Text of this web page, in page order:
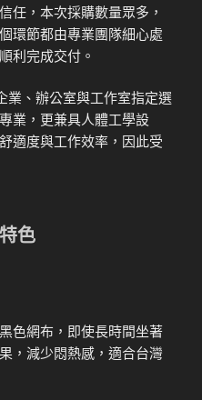
任，本次採購數量眾多，
環節都由專業團隊細心處
利完成交付。
業、辦公室與工作室指定選
業，更兼具人體工學設
適度與工作效率，因此受
色
色網布，即使長時間坐著
，減少悶熱感，適合台灣